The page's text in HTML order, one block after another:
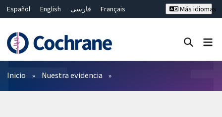
Español English فارسی
Français
Bahasa Malaysia
ไทย 繁體中文
Más idiomas
Filtros
Inicio Nuestra evidencia